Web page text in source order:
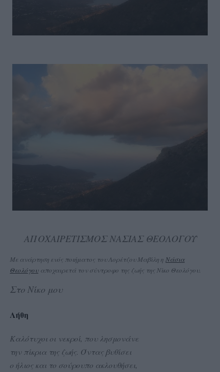
ΑΠΟΧΑΙΡΕΤΙΣΜΟΣ ΝΑΣΙΑΣ ΘΕΟΛΟΓΟΥ
Με ανάρτηση ενός ποιήματος του Λορέτζου Μαβίλη η Νάσια
Θεολόγουαποχαιρετά τον σύντροφο της ζωής της Νίκο Θεολόγου.
Στο Νίκο μου
Λήθη
Καλότυχοι οι νεκροί, που λησμονάνε
την πίκρια της ζωής. Όντας βυθίσει
ο ήλιος και το σούρουπο ακλουθήσει,